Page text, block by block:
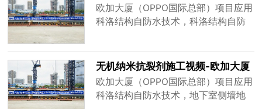
（OPPO国际总部）
欧加大厦（OPPO国际总部）项目应用
科洛结构自防水技术，科洛结构自防
面防水，外墙防水有着标本兼治的效
果，可广泛应用于工业与民用建筑的
地下设施，屋面，外墙，卫浴间及厨
房等防水工程。
无机纳米抗裂剂施工视频-欧加大厦
（OPPO国际总部）
欧加大厦（OPPO国际总部）项目应用
科洛结构自防水技术，地下室侧墙地